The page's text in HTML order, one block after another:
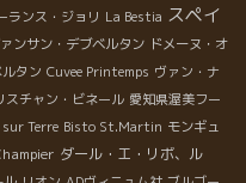
ランス・ジョリ La Bestia スペイ
ンサン・デブベルタン ドメーヌ・オ
タン Cuvee Printemps ヴァン・ナ
スチャン・ビネール 愛知県渥美フー
sur Terre Bisto St.Martin モンギュ
ダール・エ・リボ、ル